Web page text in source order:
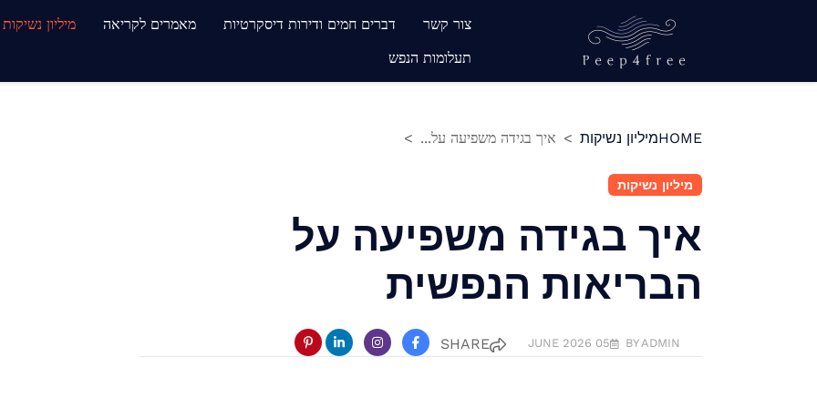
קס עם זר דירות מרוסנות של חברה
צור קשר דברים חמים ודירות דיסקרטיות מאמרים לקריאה מיליון נשיקות
תעלומות הנפש
HOMEמיליון נשיקות איך בגידה משפיעה על...
מיליון נשיקות
איך בגידה משפיעה על
הבריאות הנפשית
BY ADMIN
05 JUNE 2026
SHARE